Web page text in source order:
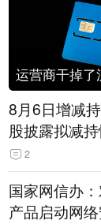
8月6日增减
股披露拟减
公司披露拟增
2
国家网信办
产品启动网